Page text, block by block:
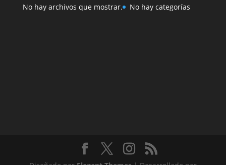
No hay archivos que mostrar. No hay categorías